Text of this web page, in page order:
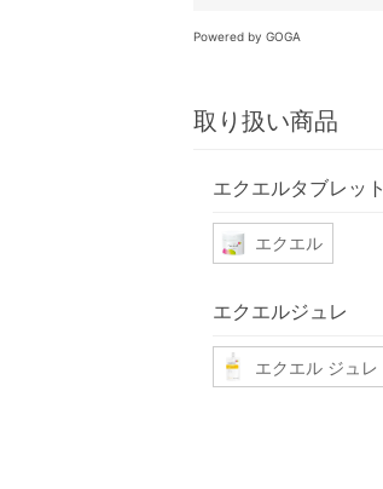
Powered by GOGA
取り扱い商品
エクエルタブレット
エクエル
エクエルジュレ
エクエル ジュレ